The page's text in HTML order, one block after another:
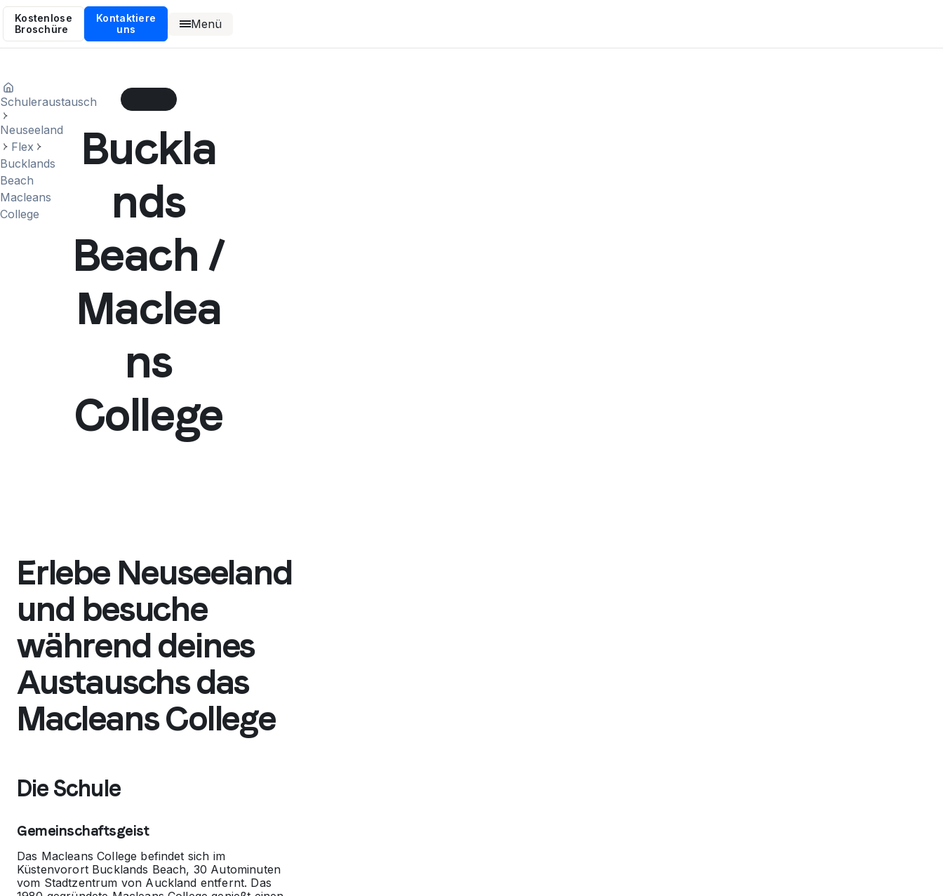
Kostenlose
Broschüre
Kontaktiere
uns
Menü
Schuleraustausch
Neuseeland
Flex
Bucklands
Beach
Macleans
College
Buckla
nds
Beach /
Maclea
ns
College
Erlebe Neuseeland
und besuche
während deines
Austauschs das
Macleans College
Die Schule
Gemeinschaftsgeist
Das Macleans College befindet sich im
Küstenvorort Bucklands Beach, 30 Autominuten
vom Stadtzentrum von Auckland entfernt. Das